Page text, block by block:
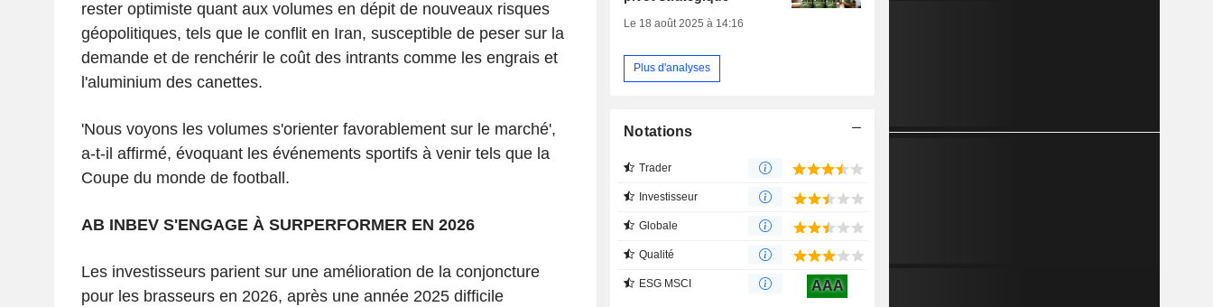
rester optimiste quant aux volumes en dépit de nouveaux risques
géopolitiques, tels que le conflit en Iran, susceptible de peser sur la
demande et de renchérir le coût des intrants comme les engrais et
l'aluminium des canettes.
'Nous voyons les volumes s'orienter favorablement sur le marché',
a-t-il affirmé, évoquant les événements sportifs à venir tels que la
Coupe du monde de football.
AB INBEV S'ENGAGE À SURPERFORMER EN 2026
Les investisseurs parient sur une amélioration de la conjoncture
pour les brasseurs en 2026, après une année 2025 difficile
Le 18 août 2025 à 14:16
Plus d'analyses
Notations
Trader
Investisseur
Globale
Qualité
ESG MSCI AAA